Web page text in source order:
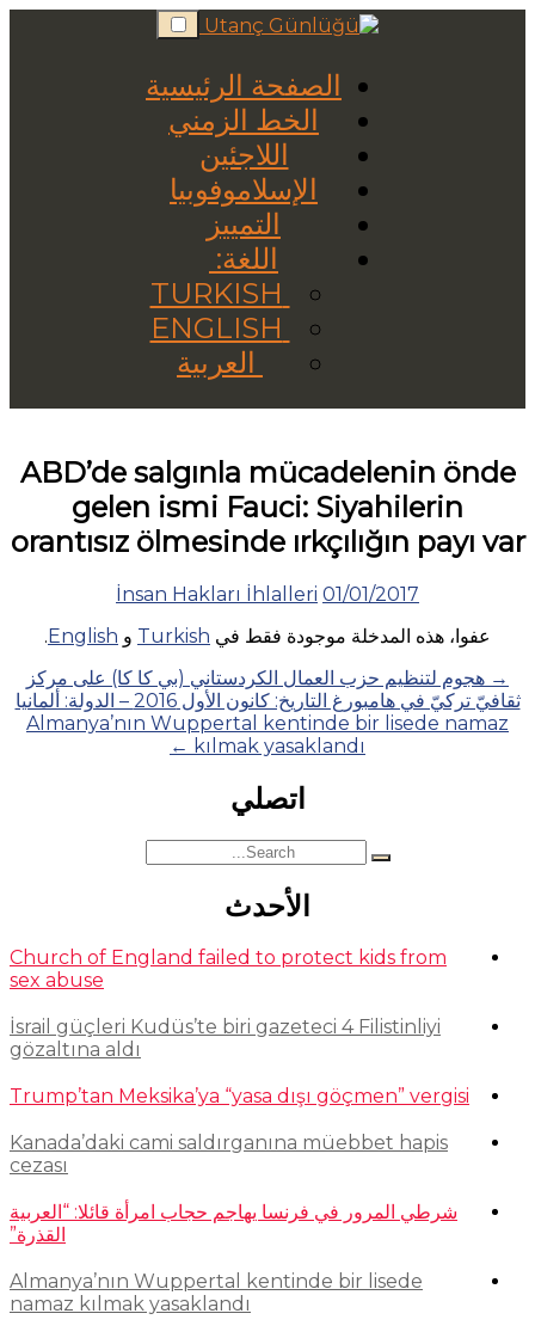
Skip
to
الصفحة الرئيسية
الخط الزمني
اللاجئين
الإسلاموفوبيا
التمييز
اللغة:
العربية
ABD’de salgınla mücadelenin önde
gelen ismi Fauci: Siyahilerin
orantısız ölmesinde ırkçılığın payı var
01/01/2017
İnsan Hakları İhlalleri
عفوا، هذه المدخلة موجودة فقط في Turkish و English
.
Posts
navigation
→ هجوم لتنظيم حزب العمال الكردستاني (بي كا كا) على مركز
ثقافيّ تركيّ في هامبورغ التاريخ: كانون الأول 2016 – الدولة: ألمانيا
Almanya’nın Wuppertal kentinde bir lisede namaz
kılmak yasaklandı
←
اتصلي
Search
for:
الأحدث
Church of England failed to protect kids from
sex abuse
İsrail güçleri Kudüs’te biri gazeteci 4 Filistinliyi
gözaltına aldı
Trump’tan Meksika’ya “yasa dışı göçmen” vergisi
Kanada’daki cami saldırganına müebbet hapis
cezası
شرطي المرور في فرنسا يهاجم حجاب امرأة قائلا: “العربية
القذرة”
Almanya’nın Wuppertal kentinde bir lisede
namaz kılmak yasaklandı